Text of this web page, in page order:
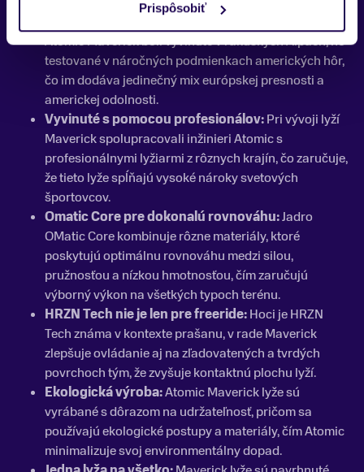
Prispôsobiť
Navrhnuté v Alpách, testované v Amerike:
Atomic Maverick boli vyvinuté v rakúskych Alpách, no
testované v náročných podmienkach amerických hôr,
čo im dodáva jedinečný mix európskej presnosti a
americkej odolnosti.
Vyvinuté s pomocou profesionálov:Pri vývoji lyží
Maverick spolupracovali inžinieri Atomic s
profesionálnymi lyžiarmi z rôznych krajín, čo zaručuje,
že tieto lyže spĺňajú vysoké nároky svetových
športovcov.
Omatic Core pre dokonalú rovnováhu:Jadro
OMatic Core kombinuje rôzne materiály, ktoré
poskytujú optimálnu rovnováhu medzi silou,
pružnosťou a nízkou hmotnosťou, čím zaručujú
výborný výkon na všetkých typoch terénu.
HRZN Tech nie je len pre freeride:Hoci je HRZN
Tech známa v kontexte prašanu, v rade Maverick
zlepšuje ovládanie aj na zľadovatených a tvrdých
povrchoch tým, že zvyšuje kontaktnú plochu lyží.
Ekologická výroba:Atomic Maverick lyže sú
vyrábané s dôrazom na udržateľnosť, pričom sa
používajú ekologické postupy a materiály, čím Atomic
minimalizuje svoj environmentálny dopad.